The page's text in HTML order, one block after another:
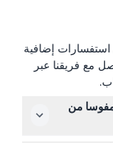
استفسارات إضافية
مع فريقنا عبر
من